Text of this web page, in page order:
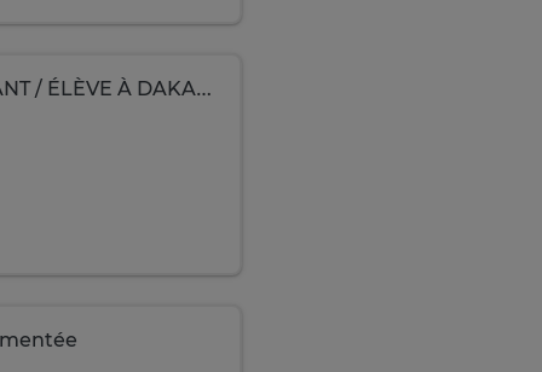
📢🎉 OFFRE SPÉCIALE TABASKI – JOB ÉTUDIANT / ÉLÈVE À DAKAR 🎉📢